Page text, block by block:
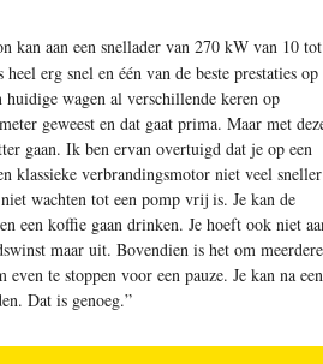
kan aan een snellader van 270 kW van 10 tot
erg snel en één van de beste prestaties op
wagen al verschillende keren op
geweest en dat gaat prima. Maar met
gaan. Ik ben ervan overtuigd dat je op een
klassieke verbrandingsmotor niet veel sneller
wachten tot een pomp vrij is. Je kan de
een koffie gaan drinken. Je hoeft ook niet
maar uit. Bovendien is het om meerdere
even te stoppen voor een pauze. Je kan na een
Dat is genoeg.”